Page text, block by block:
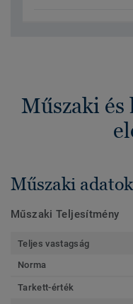
Műszaki
Műszaki adatok
Műszaki Teljesítmény
Teljes vastagság
Norma
Tarkett-érték